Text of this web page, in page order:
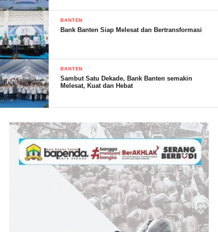
Dalam wawancara bersama awak media klikviral.com Nahdia
S.Pd Selaku Sekretaris Bidang Informasi Dan Pengabdian
Masyarakat IPI Kabupten Serang beliau berharap “Kedepan ada
peningkatan mutu pendidikan lebih meningkat dan pemerataan
pembangunan sekolah-sekolah yang ada di provinsi Banten dan
bekerjasama dengan seluruh elemen masyarakat juga lembaga
dan yang utama memaksimalkan dan mensejahterakan
anggotanya juga yang bisa melobi ke atas selaku pemangku
kepentingan,” tutupnya
Romli /RG
BANTEN
Bank Banten Siap Melesat dan Bertransformasi
BANTEN
Sambut Satu Dekade, Bank Banten semakin
Melesat, Kuat dan Hebat